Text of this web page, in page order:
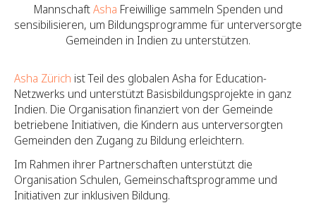
MannschaftAsha Freiwillige sammeln Spenden und
sensibilisieren, um Bildungsprogramme für unterversorgte
Gemeinden in Indien zu unterstützen.
Asha Zürich ist Teil des globalen Asha for Education-
Netzwerks und unterstützt Basisbildungsprojekte in ganz
Indien. Die Organisation finanziert von der Gemeinde
betriebene Initiativen, die Kindern aus unterversorgten
Gemeinden den Zugang zu Bildung erleichtern.
Im Rahmen ihrer Partnerschaften unterstützt die
Organisation Schulen, Gemeinschaftsprogramme und
Initiativen zur inklusiven Bildung.